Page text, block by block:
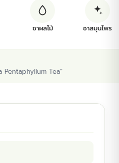
ชาผลไม้ ชาสมุนไพร
Pentaphyllum Tea”